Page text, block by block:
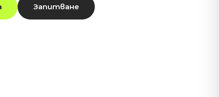
Запитване